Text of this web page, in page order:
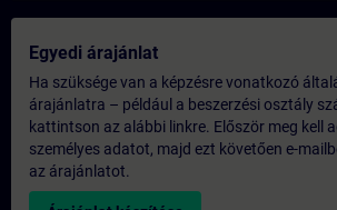
Egyedi árajánlat
Ha szüksége van a képzésre vonatkozó
árajánlatra – például a beszerzési osztály
kattintson az alábbi linkre. Először meg kell
személyes adatot, majd ezt követően e-
az árajánlatot.